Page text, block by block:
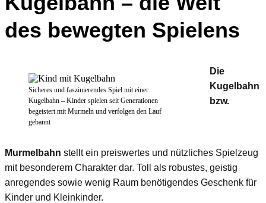
des bewegten Spielens
Sicheres und faszinierendes Spiel mit einer
Kugelbahn – Kinder spielen seit Generationen
begeistert mit Murmeln und verfolgen den Lauf
gebannt
Die
Kugelbahn
bzw.
Murmelbahn stellt ein preiswertes und nützliches Spielzeug
mit besonderem Charakter dar. Toll als robustes, geistig
anregendes sowie wenig Raum benötigendes Geschenk für
Kinder und Kleinkinder.